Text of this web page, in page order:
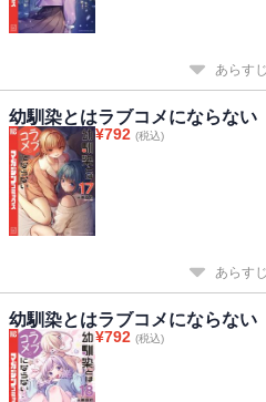
あらす
幼馴染とはラブコメにならない
¥792 (税込)
あらす
幼馴染とはラブコメにならない
¥792 (税込)